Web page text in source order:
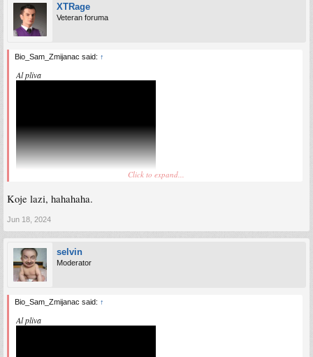
XTRage
Veteran foruma
Bio_Sam_Zmijanac said: ↑
Al pliva
Click to expand...
Koje lazi, hahahaha.
Jun 18, 2024
selvin
Moderator
Bio_Sam_Zmijanac said: ↑
Al pliva